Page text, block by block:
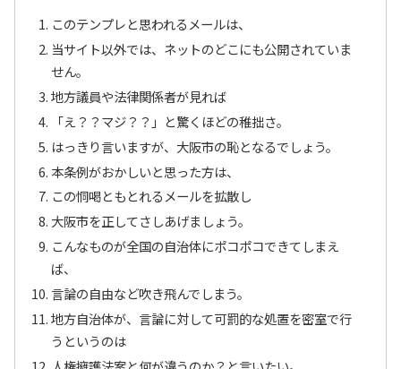
このテンプレと思われるメールは、
当サイト以外では、ネットのどこにも公開されていま
せん。
地方議員や法律関係者が見れば
「え？？マジ？？」と驚くほどの稚拙さ。
はっきり言いますが、大阪市の恥となるでしょう。
本条例がおかしいと思った方は、
この恫喝ともとれるメールを拡散し
大阪市を正してさしあげましょう。
こんなものが全国の自治体にポコポコできてしまえ
ば、
言論の自由など吹き飛んでしまう。
地方自治体が、言論に対して可罰的な処置を密室で行
うというのは